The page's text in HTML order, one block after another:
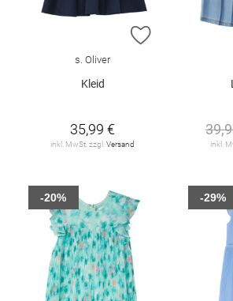
ZUR
s. Oliver
Kleid
35,99 €
inkl. MwSt. zzgl. Versand inkl.
-20% -29%